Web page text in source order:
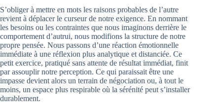
S’obliger à mettre en mots les raisons probables de l’autre
revient à déplacer le curseur de notre exigence. En nommant
les besoins ou les contraintes que nous imaginons derrière le
comportement d’autrui, nous modifions la structure de notre
propre pensée. Nous passons d’une réaction émotionnelle
immédiate à une réflexion plus analytique et distanciée. Ce
petit exercice, pratiqué sans attente de résultat immédiat, finit
par assouplir notre perception. Ce qui paraissait être une
impasse devient alors un terrain de négociation ou, à tout le
moins, un espace plus respirable où la sérénité peut s’installer
durablement.